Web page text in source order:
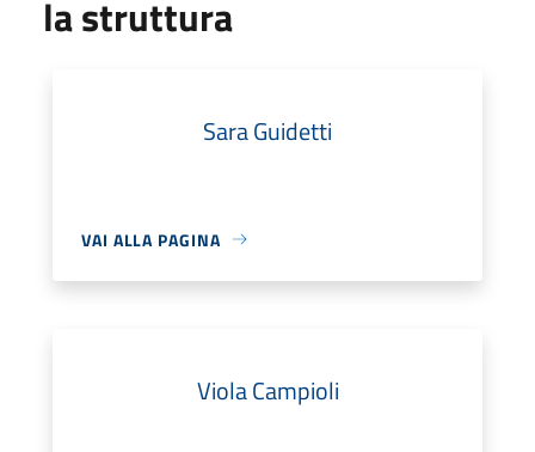
la struttura
Sara Guidetti
VAI ALLA PAGINA
Viola Campioli